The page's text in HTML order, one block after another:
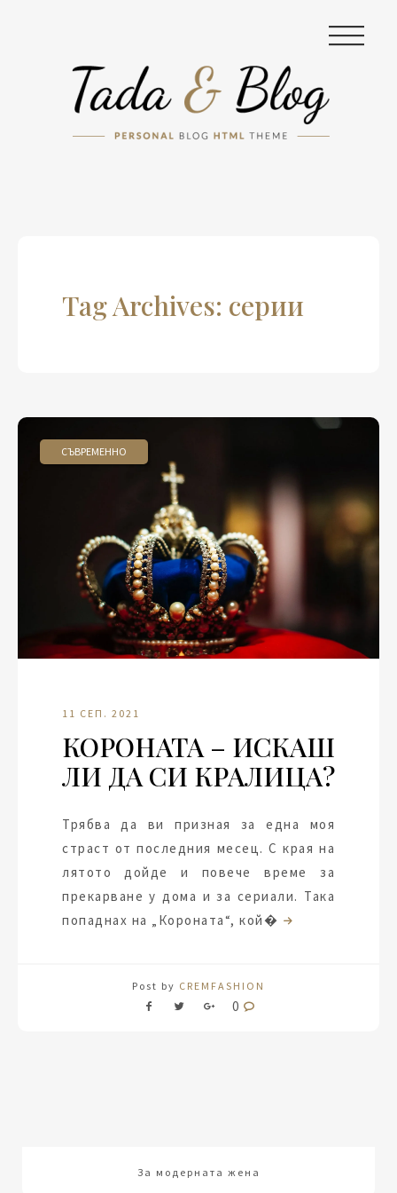
|||
Tag Archives: серии
СЪВРЕМЕННО
11 СЕП. 2021
КОРОНАТА – ИСКАШ
ЛИ ДА СИ КРАЛИЦА?
Трябва да ви призная за една моя
страст от последния месец. С края на
лятото дойде и повече време за
прекарване у дома и за сериали. Така
попаднах на „Короната“, кой�
Post by CREMFASHION
0
За модерната жена